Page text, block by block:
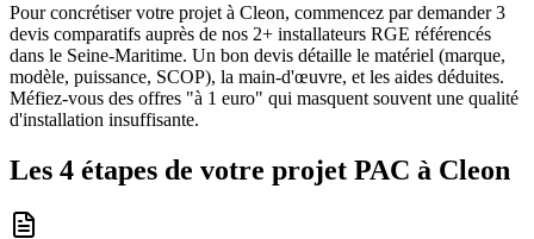
Pour concrétiser votre projet à Cleon, commencez par demander 3
devis comparatifs auprès de nos 2+ installateurs RGE référencés
dans le Seine-Maritime. Un bon devis détaille le matériel (marque,
modèle, puissance, SCOP), la main-d'œuvre, et les aides déduites.
Méfiez-vous des offres "à 1 euro" qui masquent souvent une qualité
d'installation insuffisante.
Les 4 étapes de votre projet PAC à Cleon